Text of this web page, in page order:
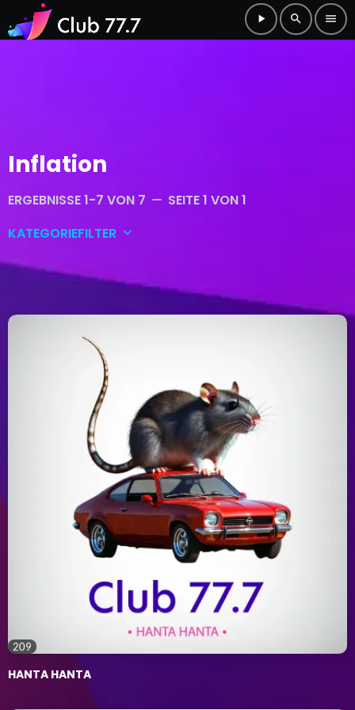
play_arrow search menu
Inflation
ERGEBNISSE 1-7 VON 7 remove SEITE 1 VON 1
KATEGORIEFILTER keyboard_arrow_down
Allgemein
209
HANTA HANTA